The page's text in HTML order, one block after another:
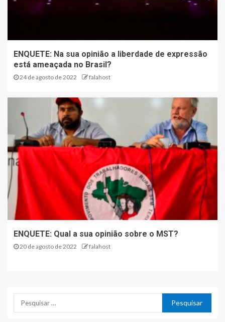
ENQUETE: Na sua opinião a liberdade de expressão
está ameaçada no Brasil?
24 de agosto de 2022 falahost
ENQUETE: Qual a sua opinião sobre o MST?
20 de agosto de 2022 falahost